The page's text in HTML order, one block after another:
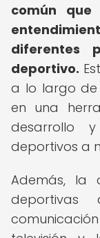
común
diferentes
deportivo.
a lo largo de
en una
desarrollo
deportivos a
Además, la